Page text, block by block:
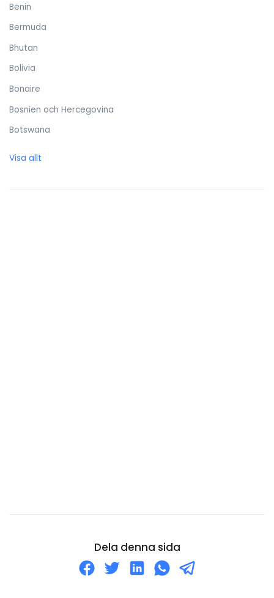
Benin
Bermuda
Bhutan
Bolivia
Bonaire
Bosnien och Hercegovina
Botswana
Brunei Darussalam
Visa allt
Dela denna sida